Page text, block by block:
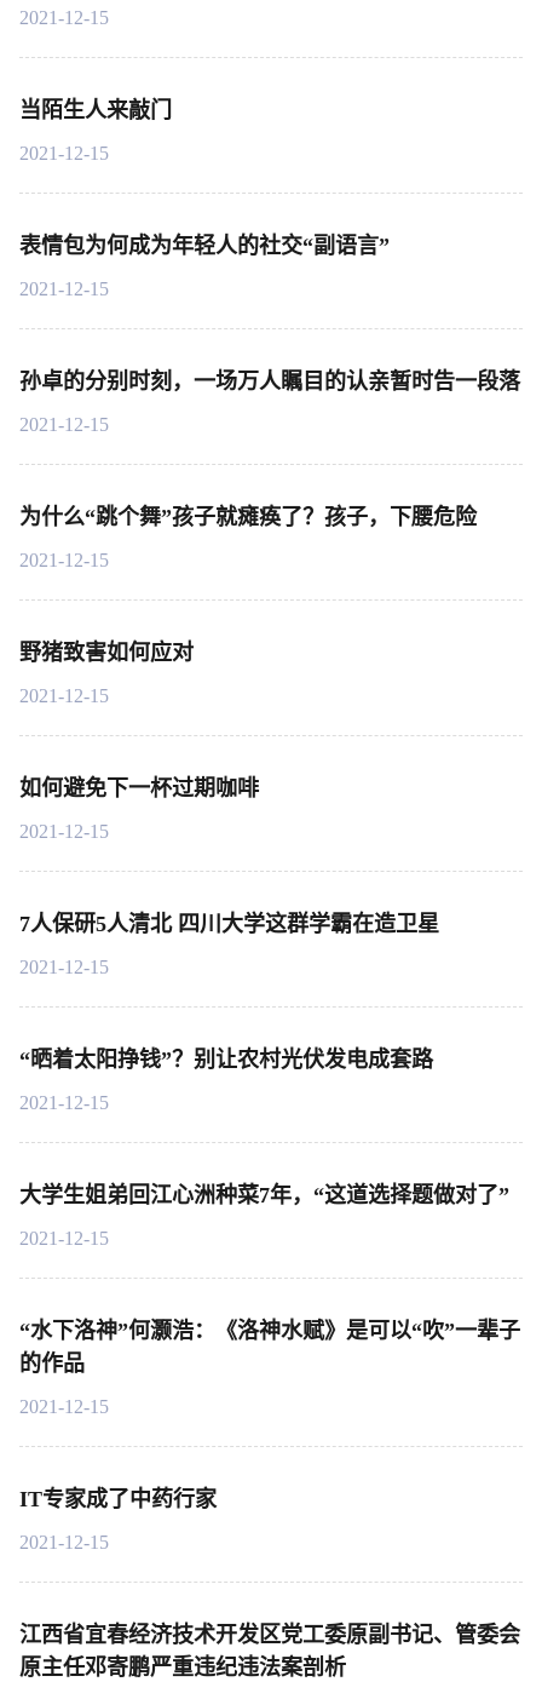
2021-12-15
当陌生人来敲门
2021-12-15
表情包为何成为年轻人的社交“副语言”
2021-12-15
孙卓的分别时刻，一场万人瞩目的认亲暂时告一段落
2021-12-15
为什么“跳个舞”孩子就瘫痪了？孩子，下腰危险
2021-12-15
野猪致害如何应对
2021-12-15
如何避免下一杯过期咖啡
2021-12-15
7人保研5人清北 四川大学这群学霸在造卫星
2021-12-15
“晒着太阳挣钱”？别让农村光伏发电成套路
2021-12-15
大学生姐弟回江心洲种菜7年，“这道选择题做对了”
2021-12-15
“水下洛神”何灏浩：《洛神水赋》是可以“吹”一辈子
的作品
2021-12-15
IT专家成了中药行家
2021-12-15
江西省宜春经济技术开发区党工委原副书记、管委会
原主任邓寄鹏严重违纪违法案剖析